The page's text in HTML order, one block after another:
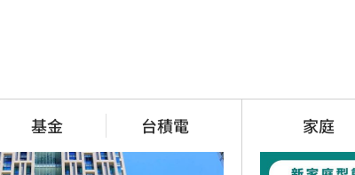
基金 台積電 家庭